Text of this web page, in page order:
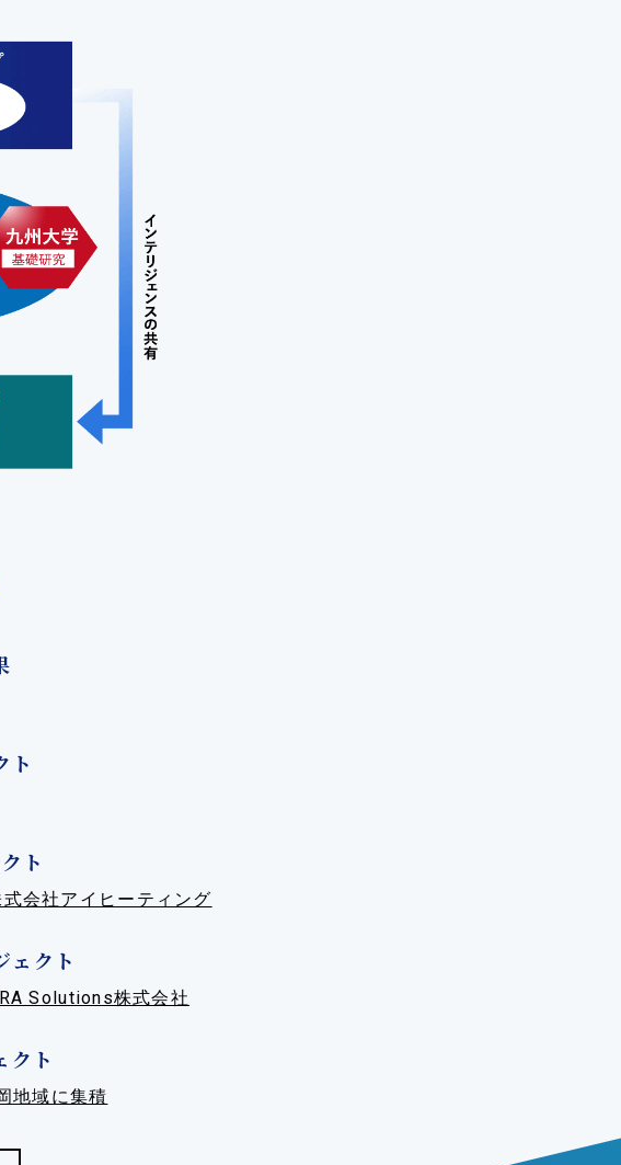
ト
ト
会社アイヒーティング
ェクト
Solutions株式会社
クト
地域に集積